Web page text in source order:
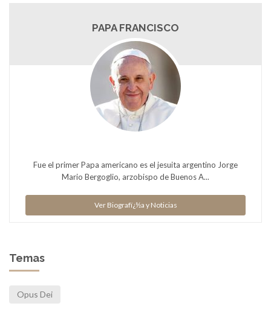
PAPA FRANCISCO
Fue el primer Papa americano es el jesuita argentino Jorge
Mario Bergoglio, arzobispo de Buenos A...
Ver Biografï¿½a y Noticias
Temas
Opus Dei